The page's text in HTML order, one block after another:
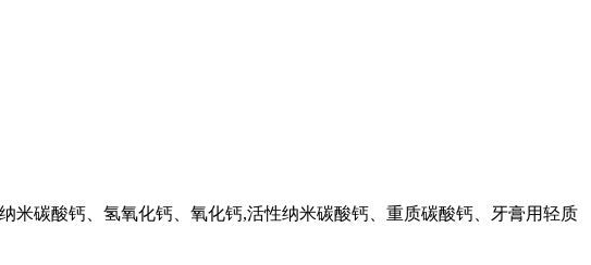
米碳酸钙、氢氧化钙、氧化钙,活性纳米碳酸钙、重质碳酸钙、牙膏用轻质